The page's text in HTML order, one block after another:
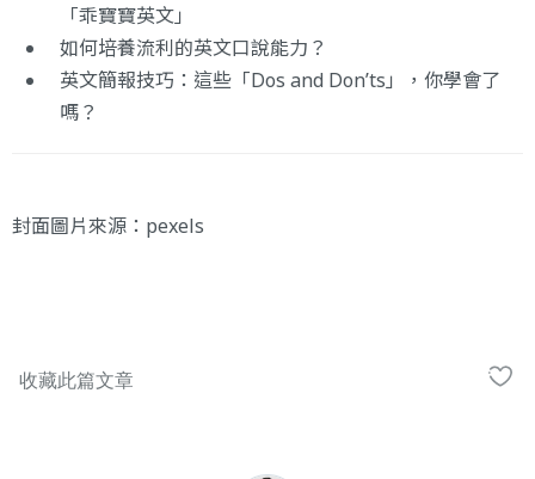
「乖寶寶英文」
如何培養流利的英文口說能力？
英文簡報技巧：這些「Dos and Don’ts」，你學會了
嗎？
封面圖片來源： pexels